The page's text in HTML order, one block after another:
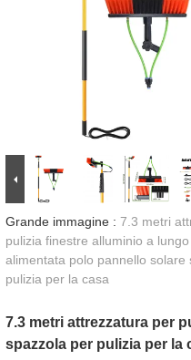
Grande immagine : 7.3 metri
pulizia finestre alluminio a
alimentata polo pannello solare
pulizia per la casa
7.3 metri attrezzatura per
spazzola per pulizia per la